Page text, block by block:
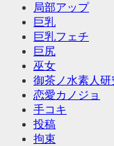
局部アップ
巨乳
巨乳フェチ
巨尻
巫女
御茶ノ水素人研
恋愛カノジョ
手コキ
投稿
拘束